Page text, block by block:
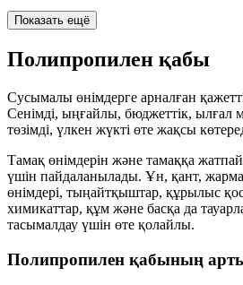
Показать ещё
Полипропилен қабы
Сусымалы өнімдерге арналған
Сенімді, ыңғайлы, бюджеттік, ылғал
төзімді, үлкен жүкті өте жақсы
Тамақ өнімдерін және тамаққа
үшін пайдаланылады. Ұн, қант,
өнімдері, тыңайтқыштар, құрылыс
химикаттар, құм және басқа да
тасымалдау үшін өте қолайлы.
Полипропилен қабының